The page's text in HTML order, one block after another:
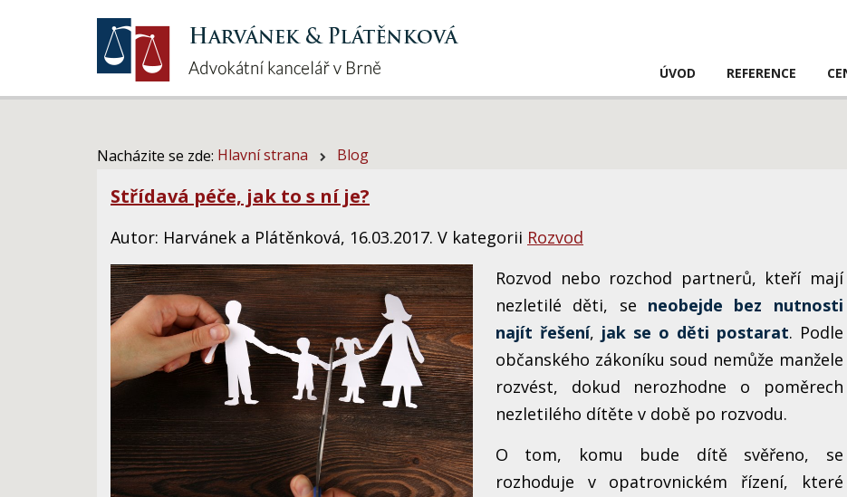
ÚVOD REFERENCE
Nacházite se zde: Hlavní strana Blog
Střídavá péče, jak to s ní je?
Autor: Harvánek a Plátěnková, 16.03.2017. V kategorii Rozvod
Rozvod nebo rozchod partnerů, kteří mají
nezletilé děti, se neobejde bez nutnosti
najít řešení, jak se o děti postarat. Podle
občanského zákoníku soud nemůže manžele
rozvést, dokud nerozhodne o poměrech
nezletilého dítěte v době po rozvodu.
O tom, komu bude dítě svěřeno, se
rozhoduje v opatrovnickém řízení, které